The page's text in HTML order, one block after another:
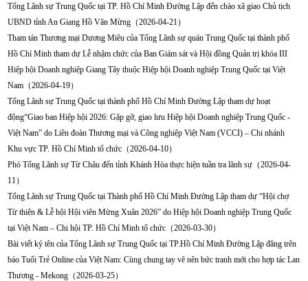
Tổng Lãnh sự Trung Quốc tại TP. Hồ Chí Minh Đường Lập đến chào xã giao Chủ tịch
UBND tỉnh An Giang Hồ Văn Mừng（2026-04-21）
Tham tán Thương mại Dương Miêu của Tổng Lãnh sự quán Trung Quốc tại thành phố
Hồ Chí Minh tham dự Lễ nhậm chức của Ban Giám sát và Hội đồng Quản trị khóa III
Hiệp hội Doanh nghiệp Giang Tây thuộc Hiệp hội Doanh nghiệp Trung Quốc tại Việt
Nam（2026-04-19）
Tổng Lãnh sự Trung Quốc tại thành phố Hồ Chí Minh Đường Lập tham dự hoạt
động“Giao ban Hiệp hội 2026: Gặp gỡ, giao lưu Hiệp hội Doanh nghiệp Trung Quốc -
Việt Nam” do Liên đoàn Thương mại và Công nghiệp Việt Nam (VCCI) – Chi nhánh
Khu vực TP. Hồ Chí Minh tổ chức（2026-04-10）
Phó Tổng Lãnh sự Từ Châu đến tỉnh Khánh Hòa thực hiện tuần tra lãnh sự（2026-04-
11）
Tổng Lãnh sự Trung Quốc tại Thành phố Hồ Chí Minh Đường Lập tham dự “Hội chợ
Từ thiện & Lễ hội Hội viên Mừng Xuân 2026” do Hiệp hội Doanh nghiệp Trung Quốc
tại Việt Nam – Chi hội TP. Hồ Chí Minh tổ chức（2026-03-30）
Bài viết ký tên của Tổng Lãnh sự Trung Quốc tại TP.Hồ Chí Minh Đường Lập đăng trên
báo Tuổi Trẻ Online của Việt Nam: Cùng chung tay vẽ nên bức tranh mới cho hợp tác Lan
Thương - Mekong（2026-03-25）